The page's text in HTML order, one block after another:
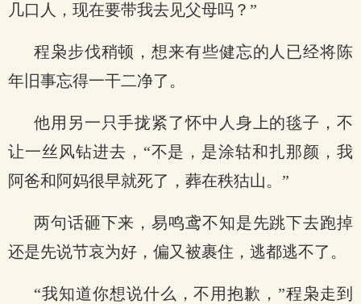
几口人，现在要带我去见父母吗？”
程枭步伐稍顿，想来有些健忘的人已经将陈
年旧事忘得一干二净了。
他用另一只手拢紧了怀中人身上的毯子，不
让一丝风钻进去，“不是，是涂轱和扎那颜，我
阿爸和阿妈很早就死了，葬在秩狜山。”
两句话砸下来，易鸣鸢不知是先跳下去跑掉
还是先说节哀为好，偏又被裹住，逃都逃不了。
“我知道你想说什么，不用抱歉，”程枭走到